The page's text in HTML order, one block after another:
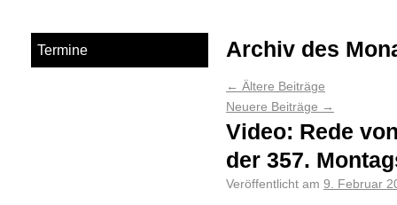
Archiv des
← Ältere Beiträge
Neuere Beiträge →
Video: Rede
der 357.
Veröffentlicht am 9. Februar
Termine